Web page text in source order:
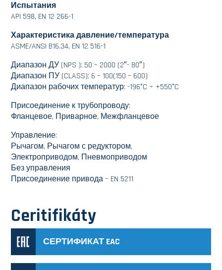
Испытания
API 598, EN 12 266-1
Характеристика давление/температура
ASME/ANSI B16.34, EN 12 516-1
Диапазон ДУ (NPS ): 50 – 2000 (2″- 80″)
Диапазон ПУ (CLASS): 6 – 100(150 – 600)
Диапазон рабочих температур: -196°C ÷ +550°C
Присоединение к трубопроводу:
Фланцевое, Приварное, Межфланцевое
Управление:
Рычагом, Рычагом с редуктором,
Электроприводом, Пневмоприводом
Без управления
Присоединение привода – EN 5211
Ceritifikáty
СЕРТИФИКАТ EAC